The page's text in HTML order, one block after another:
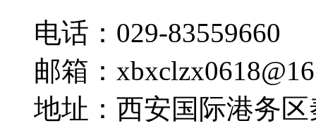
电话：029-83559660
邮箱：
地址：西安国际港务